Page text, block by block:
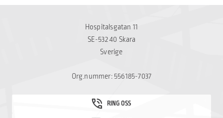
Hospitalsgatan 11
SE-532 40 Skara
Sverige
Org.nummer: 556185-7037